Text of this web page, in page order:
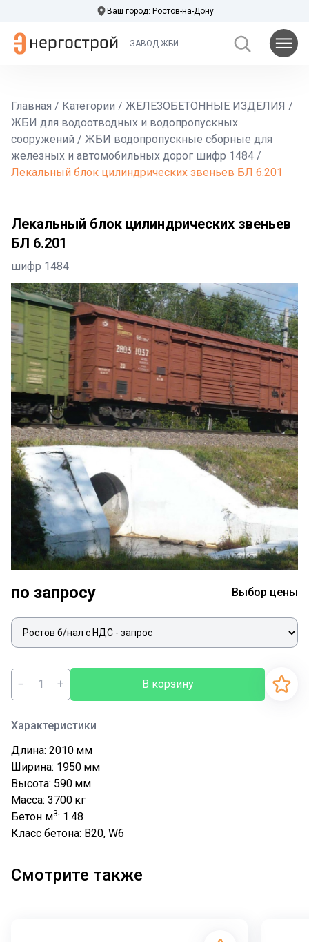
Ваш город: Ростов-на-Дону
ЗАВОД ЖБИ
Главная / Категории / ЖЕЛЕЗОБЕТОННЫЕ ИЗДЕЛИЯ /
ЖБИ для водоотводных и водопропускных
сооружений / ЖБИ водопропускные сборные для
железных и автомобильных дорог шифр 1484 /
Лекальный блок цилиндрических звеньев БЛ 6.201
Лекальный блок цилиндрических звеньев
БЛ 6.201
шифр 1484
по запросу Выбор цены
− + В корзину
Характеристики
Длина: 2010 мм
Ширина: 1950 мм
Высота: 590 мм
Масса: 3700 кг
Бетон м3: 1.48
Класс бетона: В20, W6
Смотрите также